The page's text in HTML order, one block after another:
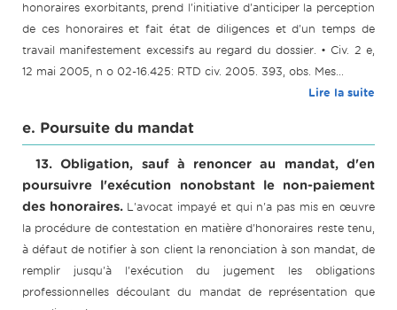
honoraires exorbitants, prend l'initiative d'anticiper la perception
de ces honoraires et fait état de diligences et d'un temps de
travail manifestement excessifs au regard du dossier. • Civ. 2 e,
12 mai 2005, n o 02-16.425: RTD civ. 2005. 393, obs. Mes...
Lire la suite
e. Poursuite du mandat
13. Obligation, sauf à renoncer au mandat, d'en
poursuivre l'exécution nonobstant le non-paiement
des honoraires. L'avocat impayé et qui n'a pas mis en œuvre
la procédure de contestation en matière d'honoraires reste tenu,
à défaut de notifier à son client la renonciation à son mandat, de
remplir jusqu'à l'exécution du jugement les obligations
professionnelles découlant du mandat de représentation que